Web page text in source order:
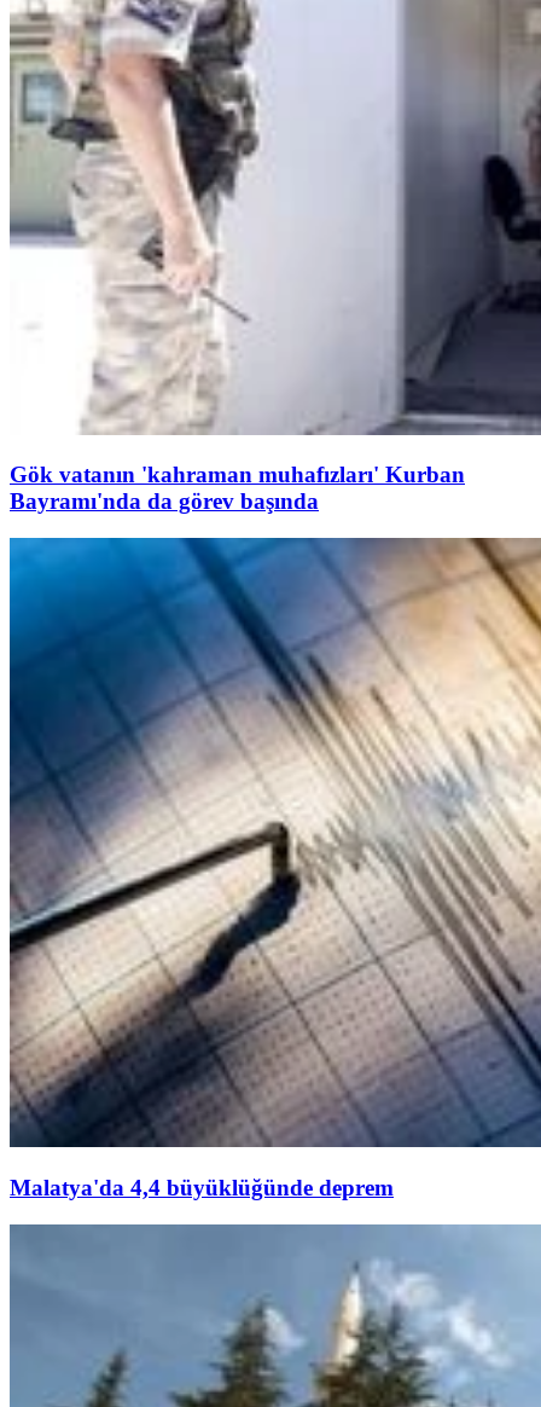
Gök vatanın 'kahraman muhafızları' Kurban
Bayramı'nda da görev başında
Malatya'da 4,4 büyüklüğünde deprem